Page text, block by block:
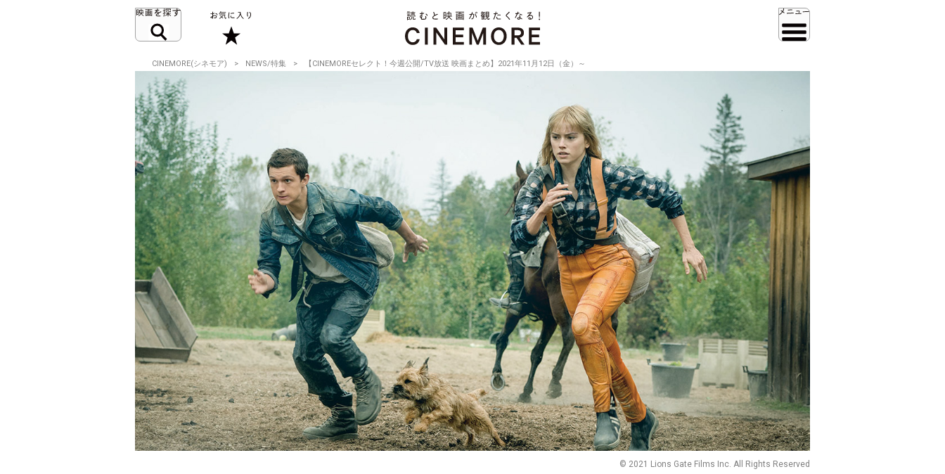
CINEMORE(シネモア) NEWS/特集 【CINEMOREセレクト！今週公開/TV放送 映画まとめ】2021年11月12日（金）～
© 2021 Lions Gate Films Inc. All Rights Reserved